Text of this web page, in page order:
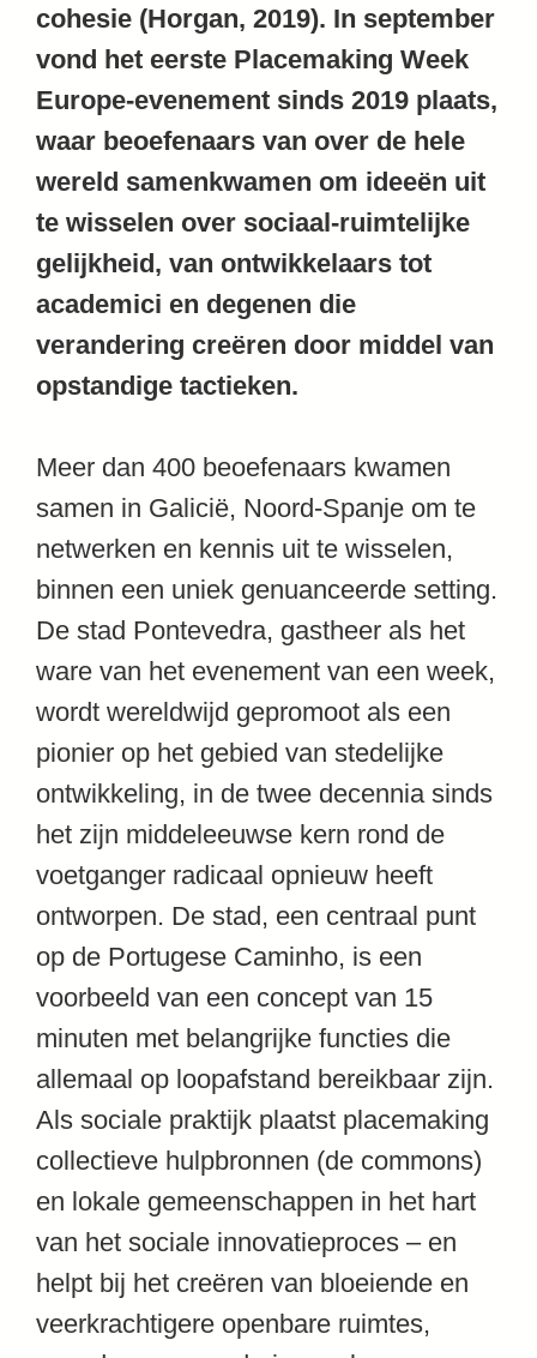
cohesie (Horgan, 2019). In september
vond het eerste Placemaking Week
Europe-evenement sinds 2019 plaats,
waar beoefenaars van over de hele
wereld samenkwamen om ideeën uit
te wisselen over sociaal-ruimtelijke
gelijkheid, van ontwikkelaars tot
academici en degenen die
verandering creëren door middel van
opstandige tactieken.
Meer dan 400 beoefenaars kwamen
samen in Galicië, Noord-Spanje om te
netwerken en kennis uit te wisselen,
binnen een uniek genuanceerde setting.
De stad Pontevedra, gastheer als het
ware van het evenement van een week,
wordt wereldwijd gepromoot als een
pionier op het gebied van stedelijke
ontwikkeling, in de twee decennia sinds
het zijn middeleeuwse kern rond de
voetganger radicaal opnieuw heeft
ontworpen. De stad, een centraal punt
op de Portugese Caminho, is een
voorbeeld van een concept van 15
minuten met belangrijke functies die
allemaal op loopafstand bereikbaar zijn.
Als sociale praktijk plaatst placemaking
collectieve hulpbronnen (de commons)
en lokale gemeenschappen in het hart
van het sociale innovatieproces – en
helpt bij het creëren van bloeiende en
veerkrachtigere openbare ruimtes,